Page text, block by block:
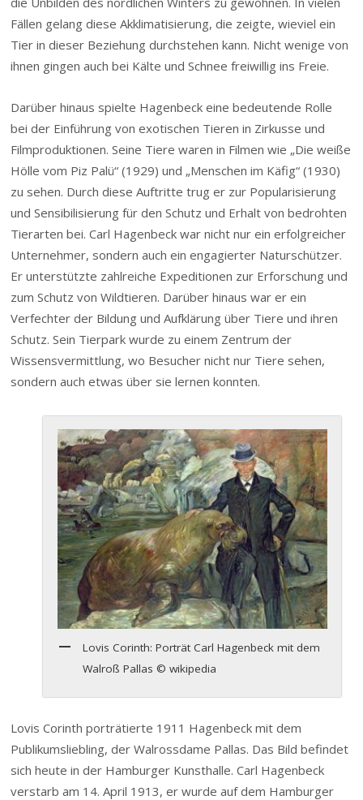
Fällen gelang diese Akklimatisierung, die zeigte, wieviel ein
Tier in dieser Beziehung durchstehen kann. Nicht wenige von
ihnen gingen auch bei Kälte und Schnee freiwillig ins Freie.
Darüber hinaus spielte Hagenbeck eine bedeutende Rolle
bei der Einführung von exotischen Tieren in Zirkusse und
Filmproduktionen. Seine Tiere waren in Filmen wie „Die weiße
Hölle vom Piz Palü“ (1929) und „Menschen im Käfig“ (1930)
zu sehen. Durch diese Auftritte trug er zur Popularisierung
und Sensibilisierung für den Schutz und Erhalt von bedrohten
Tierarten bei. Carl Hagenbeck war nicht nur ein erfolgreicher
Unternehmer, sondern auch ein engagierter Naturschützer.
Er unterstützte zahlreiche Expeditionen zur Erforschung und
zum Schutz von Wildtieren. Darüber hinaus war er ein
Verfechter der Bildung und Aufklärung über Tiere und ihren
Schutz. Sein Tierpark wurde zu einem Zentrum der
Wissensvermittlung, wo Besucher nicht nur Tiere sehen,
sondern auch etwas über sie lernen konnten.
Lovis Corinth: Porträt Carl Hagenbeck mit dem
Walroß Pallas © wikipedia
Lovis Corinth porträtierte 1911 Hagenbeck mit dem
Publikumsliebling, der Walrossdame Pallas. Das Bild befindet
sich heute in der Hamburger Kunsthalle. Carl Hagenbeck
verstarb am 14. April 1913, er wurde auf dem Hamburger